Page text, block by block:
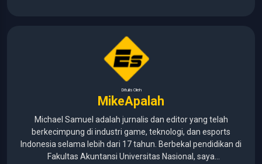
Ditulis Oleh
MikeApalah
Michael Samuel adalah jurnalis dan editor yang telah
berkecimpung di industri game, teknologi, dan esports
Indonesia selama lebih dari 17 tahun. Berbekal pendidikan di
Fakultas Akuntansi Universitas Nasional, saya